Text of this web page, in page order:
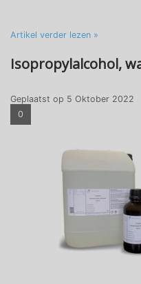
Artikel verder lezen »
Isopropylalcohol,
Geplaatst op 5 Oktober 2022
0